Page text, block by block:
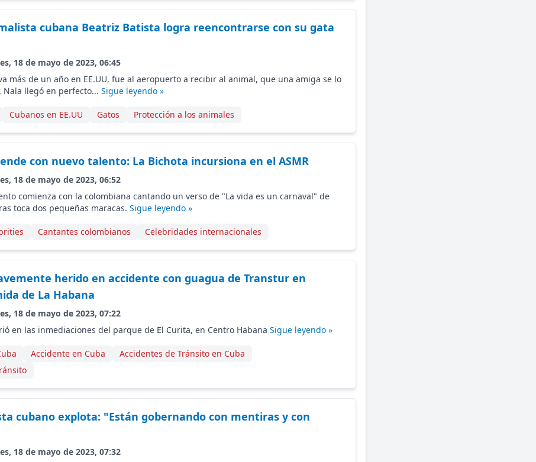
cubana Beatriz Batista logra reencontrarse con su gata
18 de mayo de 2023, 06:45
más de un año en EE.UU, fue al aeropuerto a recibir al animal, que una amiga se lo
Nala llegó en perfecto... Sigue leyendo »
Cubanos en EE.UU Gatos Protección a los animales
con nuevo talento: La Bichota incursiona en el ASMR
18 de mayo de 2023, 06:52
comienza con la colombiana cantando un verso de "La vida es un carnaval" de
toca dos pequeñas maracas. Sigue leyendo »
Cantantes colombianos Celebridades internacionales
herido en accidente con guagua de Transtur en
de La Habana
18 de mayo de 2023, 07:22
en las inmediaciones del parque de El Curita, en Centro Habana Sigue leyendo »
Accidente en Cuba
Accidentes de Tránsito en Cuba
cubano explota: "Están gobernando con mentiras y con
18 de mayo de 2023, 07:32